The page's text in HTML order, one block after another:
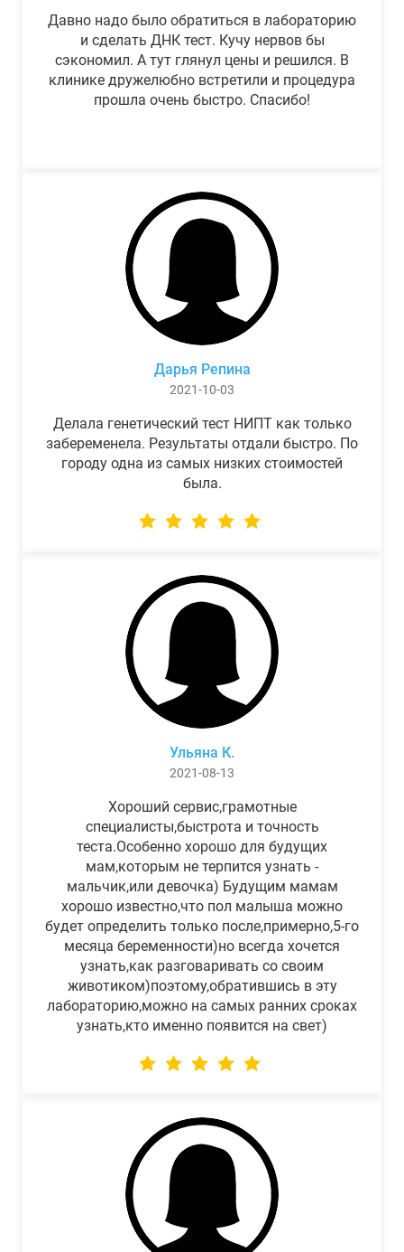
Давно надо было обратиться в лабораторию
и сделать ДНК тест. Кучу нервов бы
сэкономил. А тут глянул цены и решился. В
клинике дружелюбно встретили и процедура
прошла очень быстро. Спасибо!
Дарья Репина
2021-10-03
Делала генетический тест НИПТ как только
забеременела. Результаты отдали быстро. По
городу одна из самых низких стоимостей
была.
Ульяна К.
2021-08-13
Хороший сервис,грамотные
специалисты,быстрота и точность
теста.Особенно хорошо для будущих
мам,которым не терпится узнать -
мальчик,или девочка) Будущим мамам
хорошо известно,что пол малыша можно
будет определить только после,примерно,5-го
месяца беременности)но всегда хочется
узнать,как разговаривать со своим
животиком)поэтому,обратившись в эту
лабораторию,можно на самых ранних сроках
узнать,кто именно появится на свет)